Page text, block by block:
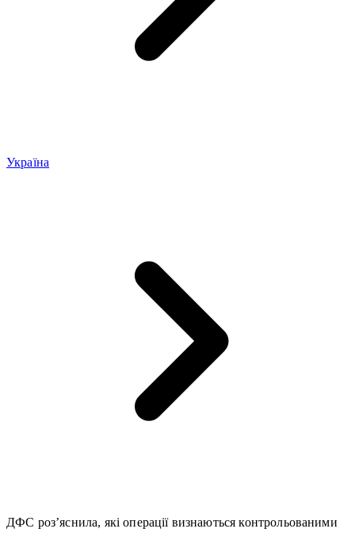
Україна
ДФС роз’яснила, які операції визнаються контрольованими